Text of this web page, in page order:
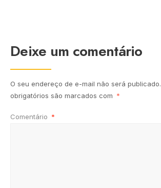
Deixe um comentário
O seu endereço de e-mail não será publicado.
obrigatórios são marcados com *
Comentário *